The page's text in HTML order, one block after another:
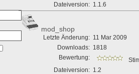
Dateiversion: 1.1.6
mod_shop
Letzte Änderung: 11 Mar 2009
Downloads: 1818
Bewertung:
Dateiversion: 1.2